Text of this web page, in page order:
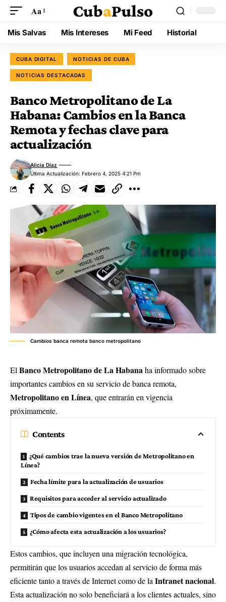
Aa
Mis Salvas Mis Intereses Mi Feed Historial
CUBA DIGITAL NOTICIAS DE CUBA
NOTICIAS DESTACADAS
Banco Metropolitano de La
Habana: Cambios en la Banca
Remota y fechas clave para
actualización
Última Actualización: Febrero 4, 2025 4:21 Pm
Alicia Díaz
Cambios banca remota banco metropolitano
El Banco Metropolitano de La Habanaha informado sobre
importantes cambios en su servicio de banca remota,
Metropolitano en Línea, que entrarán en vigencia
próximamente.
Contents
¿Qué cambios trae la nueva versión de Metropolitano en
Línea?
Fecha límite para la actualización de usuarios
Requisitos para acceder al servicio actualizado
Tipos de cambio vigentes en el Banco Metropolitano
¿Cómo afecta esta actualización a los usuarios?
Estos cambios, que incluyen una migración tecnológica,
permitirán que los usuarios accedan al servicio de forma más
eficiente tanto a través de Internet como de la Intranet nacional.
Esta actualización no solo beneficiará a los clientes actuales, sino